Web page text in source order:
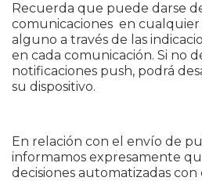
Recuerda que puede darse
comunicaciones en cualquier
alguno a través de las
en cada comunicación. Si no
notificaciones push, podrá
su dispositivo.
En relación con el envío de
informamos expresamente
decisiones automatizadas